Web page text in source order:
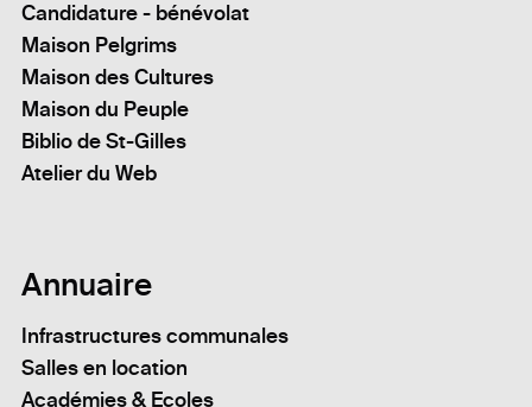
Candidature - bénévolat
Maison Pelgrims
Maison des Cultures
Maison du Peuple
Biblio de St-Gilles
Atelier du Web
Annuaire
Infrastructures communales
Salles en location
Académies & Ecoles